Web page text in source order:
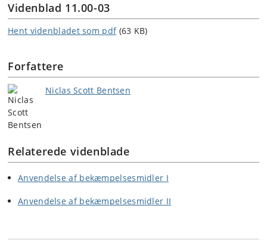
Videnblad 11.00-03
Hent videnbladet som pdf (63 KB)
Forfattere
Niclas Scott Bentsen
Relaterede videnblade
Anvendelse af bekæmpelsesmidler I
Anvendelse af bekæmpelsesmidler II